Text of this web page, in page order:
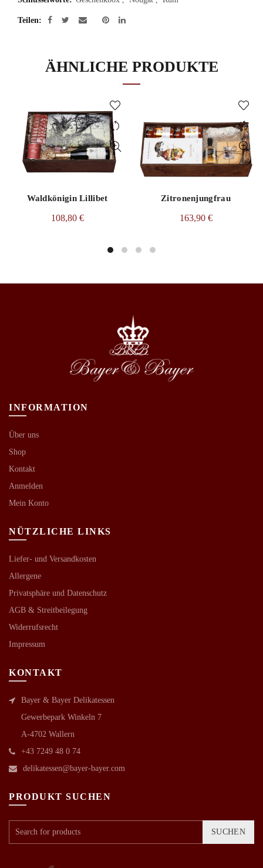
Teilen
ÄHNLICHE PRODUKTE
Waldkönigin Lillibet
108,80 €
Zitronenjungfrau
163,90 €
INFORMATION
Über uns
Shop
Kontakt
Anmelden
Mein Konto
NÜTZLICHE LINKS
Liefer- und Versandkosten
Allergene
Privatsphäre und Datenschutz
AGB & Streitbeilegung
Widerrufsrecht
Impressum
KONTAKT
Bayer & Bayer Delikatessen
Gewerbepark Winkeln 7
A-4702 Wallern
+43 7249 48 0 74
delikatessen@bayer-bayer.com
PRODUKT SUCHEN
SUCHEN